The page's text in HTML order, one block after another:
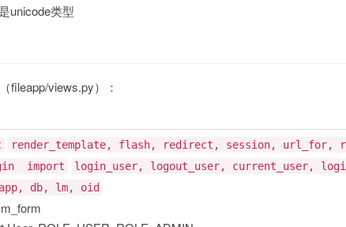
unicode类型
fileapp/views.py）：
render_template, flash, redirect, session, url_for,
import
login_user, logout_user, current_user,
app, db, lm, oid